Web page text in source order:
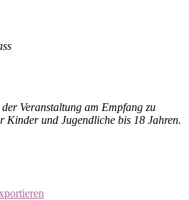
Veranstaltung am Empfang zu
und Jugendliche bis 18 Jahren.